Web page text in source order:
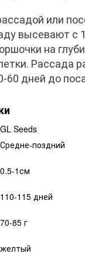
или
высевают с
на
Рассада
60 дней до
GL Seeds
Средне-поздний
0.5-1см
110-115 дней
70-85 г
желтый